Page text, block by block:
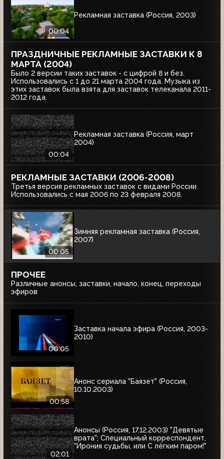
00:04
Рекламная заставка (Россия, 2003)
ПРАЗДНИЧНЫЕ РЕКЛАМНЫЕ ЗАСТАВКИ К 8
МАРТА (2004)
Было 2 версии таких заставок - с цифрой 8 и без.
Использовались с 1 до 21 марта 2004 года. Музыка из
этих заставок была взята для заставок телеканала 2011-
2012 года.
00:04
Рекламная заставка (Россия, март
2004)
РЕКЛАМНЫЕ ЗАСТАВКИ (2006-2008)
Третья версия рекламных заставок с видами России.
Использовались с мая 2006 по 23 февраля 2008.
00:05
Зимняя рекламная заставка (Россия,
2007)
ПРОЧЕЕ
Различные анонсы, заставки, начало, конец, переходы
эфиров
00:05
Заставка начала эфира (Россия, 2003-
2010)
00:58
Анонс сериала "Баязет" (Россия,
10.10.2003)
02:01
Анонсы (Россия, 17.12.2003) "Девятые
врата"; Специальный корреспондент,
"Ирония судьбы, или С лёгким паром!"